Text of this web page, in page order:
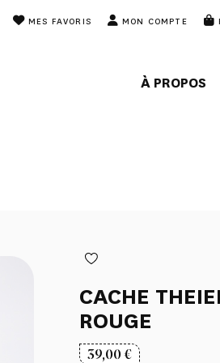
MES FAVORIS MON COMPTE
À PROPOS
CACHE
ROUGE
39,00€